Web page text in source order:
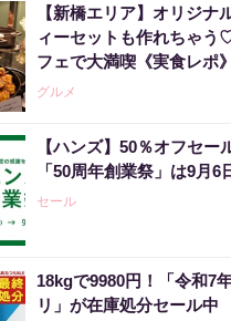
【新橋エリア】オリジナ
ィーセットも作れちゃう
フェで大満喫《実食レポ》
グルメ
【ハンズ】50％オフセー
「50周年創業祭」は9月6
セール
18kgで9980円！「令和7
リ」が在庫処分セール中